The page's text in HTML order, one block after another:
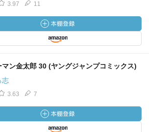
3.97 11
マン金太郎 30 (ヤングジャンプコミックス)
志
3.63 7